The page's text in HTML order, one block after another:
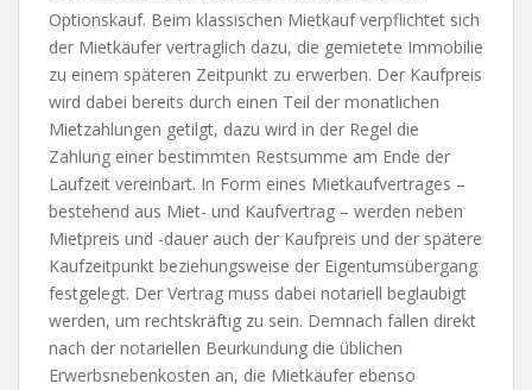
Optionskauf. Beim klassischen Mietkauf verpflichtet sich
der Mietkäufer vertraglich dazu, die gemietete Immobilie
zu einem späteren Zeitpunkt zu erwerben. Der Kaufpreis
wird dabei bereits durch einen Teil der monatlichen
Mietzahlungen getilgt, dazu wird in der Regel die
Zahlung einer bestimmten Restsumme am Ende der
Laufzeit vereinbart. In Form eines Mietkaufvertrages –
bestehend aus Miet- und Kaufvertrag – werden neben
Mietpreis und -dauer auch der Kaufpreis und der spätere
Kaufzeitpunkt beziehungsweise der Eigentumsübergang
festgelegt. Der Vertrag muss dabei notariell beglaubigt
werden, um rechtskräftig zu sein. Demnach fallen direkt
nach der notariellen Beurkundung die üblichen
Erwerbsnebenkosten an, die Mietkäufer ebenso